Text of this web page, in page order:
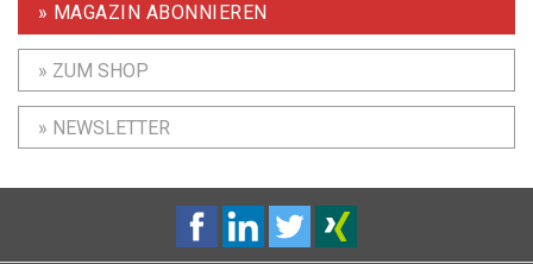
» MAGAZIN ABONNIEREN
» ZUM SHOP
» NEWSLETTER